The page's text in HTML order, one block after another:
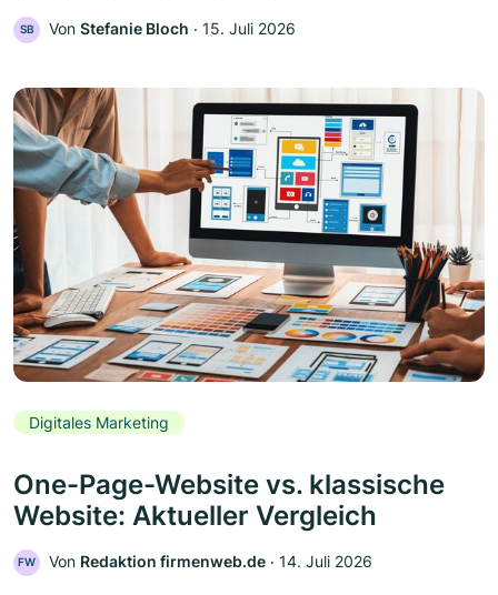
SB Von Stefanie Bloch ‧ 15. Juli 2026
Digitales Marketing
One-Page-Website vs. klassische
Website: Aktueller Vergleich
FW Von Redaktion firmenweb.de ‧ 14. Juli 2026